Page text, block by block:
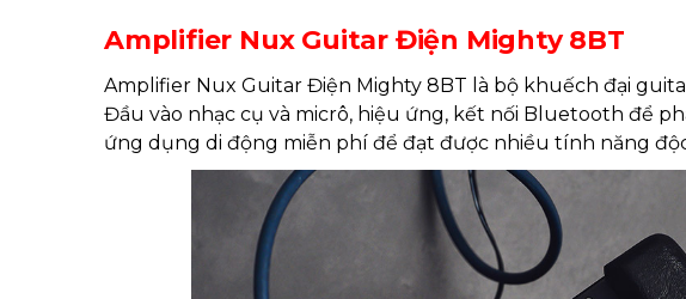
Amplifier Nux Guitar Điện Mighty 8BT
Amplifier Nux Guitar Điện Mighty 8BT là bộ khuếch đại
Đầu vào nhạc cụ và micrô, hiệu ứng, kết nối Bluetooth để
ứng dụng di động miễn phí để đạt được nhiều tính năng